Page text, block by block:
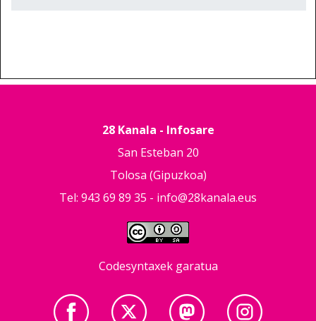
28 Kanala - Infosare
San Esteban 20
Tolosa (Gipuzkoa)
Tel: 943 69 89 35 - info@28kanala.eus
Codesyntaxek garatua